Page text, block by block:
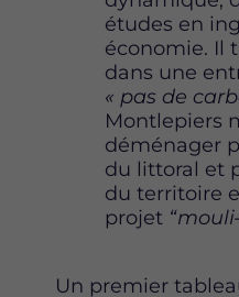
études en
économie. Il
dans une
« pas de
Montlepiers
déménager
du littoral et
du territoire
projet
Un premier